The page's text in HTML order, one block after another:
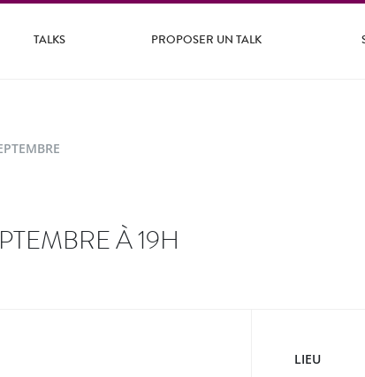
TALKS PROPOSER UN TALK
À 19H
LIEU